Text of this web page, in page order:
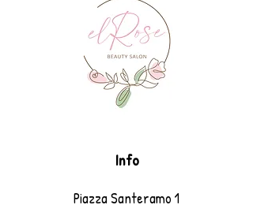
Info
Piazza Santeramo 1